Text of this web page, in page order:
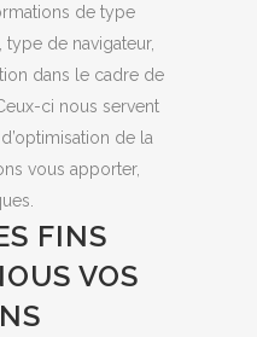
de type
type de navigateur,
dans le cadre de
ci nous servent
de la
vous apporter,
FINS
VOS